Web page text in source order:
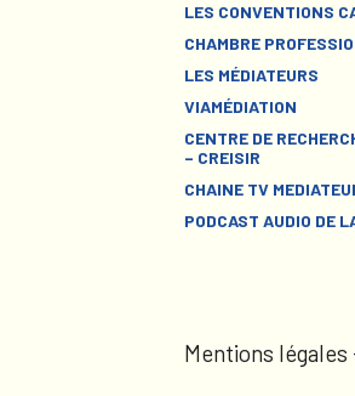
LES CONVENTIONS
CHAMBRE
LES MÉDIATEURS
VIAMÉDIATION
CENTRE DE
– CREISIR
CHAINE TV
PODCAST AUDIO DE
Mentions légales